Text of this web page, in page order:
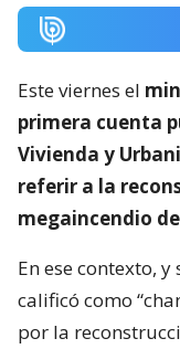
Este viernes el
primera cuenta
Vivienda y
referir a la
megaincendio
En ese contexto,
calificó como
por la